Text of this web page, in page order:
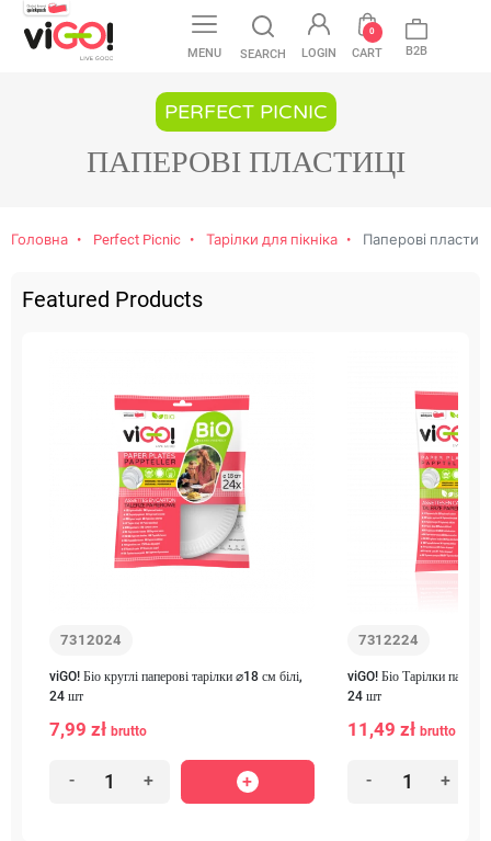
MENU SEARCH LOGIN CART
0
B2B
PERFECT PICNIC
ПАПЕРОВІ ПЛАСТИЦІ
Головна Perfect Picnic Тарілки для пікніка Паперові пластиці
Featured Products
7312024
viGO! Біо круглі паперові тарілки ⌀18 см білі,
24 шт
7,99 zł brutto
- +
7312224
viGO! Біо Тарілки
24 шт
11,49 zł brutto
- +